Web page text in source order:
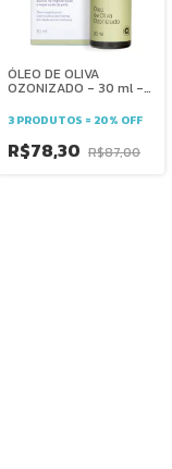
ÓLEO DE OLIVA
OZONIZADO - 30 ml -
3 PRODUTOS = 20% OFF
R$78,30 R$87,00